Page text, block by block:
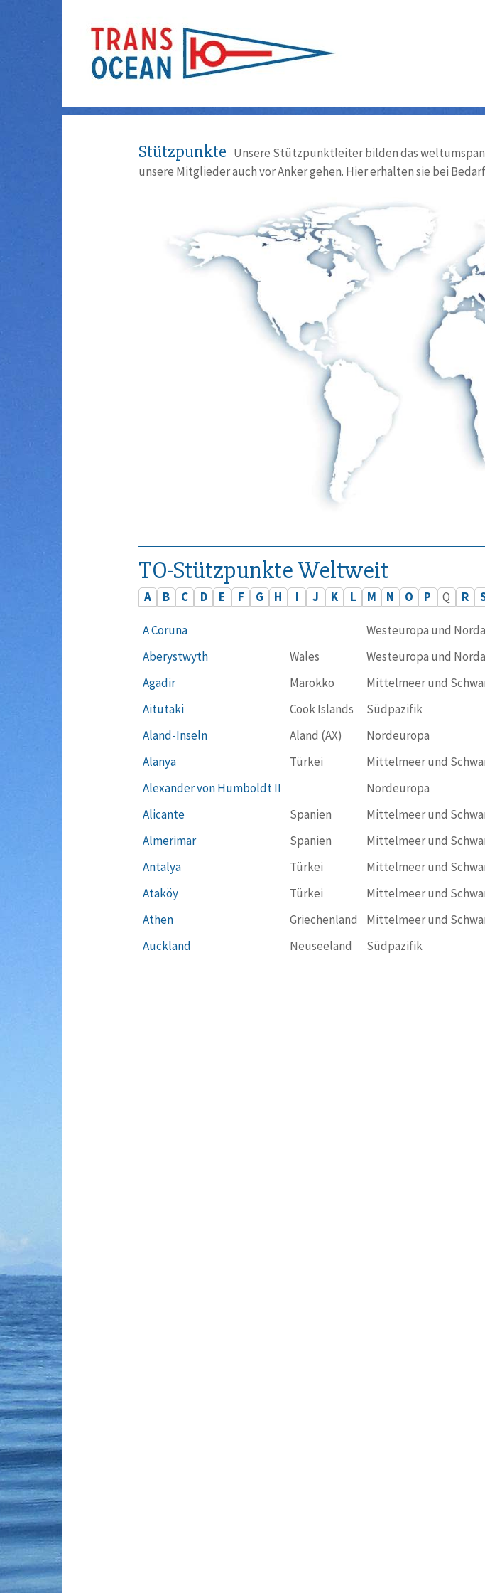
Stützpunkte Unsere Stützpunktleiter bilden das
unsere Mitglieder auch vor Anker gehen. Hier erhalten sie bei
TO-Stützpunkte Weltweit
A B C D E F G H I J K L M N O P Q R
A Coruna
Westeuropa und
Aberystwyth
Wales
Westeuropa und
Agadir
Marokko
Mittelmeer und
Aitutaki
Cook Islands
Südpazifik
Aland-Inseln
Aland (AX)
Nordeuropa
Alanya
Türkei
Mittelmeer und
Alexander von Humboldt II
Nordeuropa
Alicante
Spanien
Mittelmeer und
Almerimar
Spanien
Mittelmeer und
Antalya
Türkei
Mittelmeer und
Ataköy
Türkei
Mittelmeer und
Athen
Griechenland
Mittelmeer und
Auckland
Neuseeland Südpazifik